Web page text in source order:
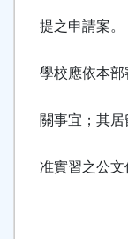
提之申請案。
學校應依本部
關事宜；其居
准實習之公文